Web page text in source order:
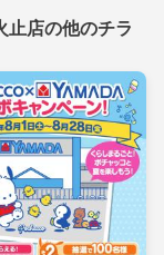
止店の他のチラ